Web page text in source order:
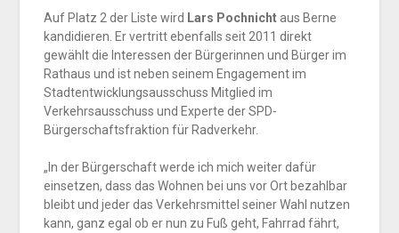
Auf Platz 2 der Liste wird Lars Pochnichtaus Berne
kandidieren. Er vertritt ebenfalls seit 2011 direkt
gewählt die Interessen der Bürgerinnen und Bürger im
Rathaus und ist neben seinem Engagement im
Stadtentwicklungsausschuss Mitglied im
Verkehrsausschuss und Experte der SPD-
Bürgerschaftsfraktion für Radverkehr.
„In der Bürgerschaft werde ich mich weiter dafür
einsetzen, dass das Wohnen bei uns vor Ort bezahlbar
bleibt und jeder das Verkehrsmittel seiner Wahl nutzen
kann, ganz egal ob er nun zu Fuß geht, Fahrrad fährt,